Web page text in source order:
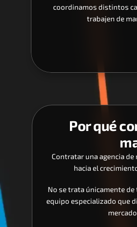
coordinamos distintos
trabajen de
Por qué
Contratar una agencia
hacia el
No se trata únicamente
equipo especializado que